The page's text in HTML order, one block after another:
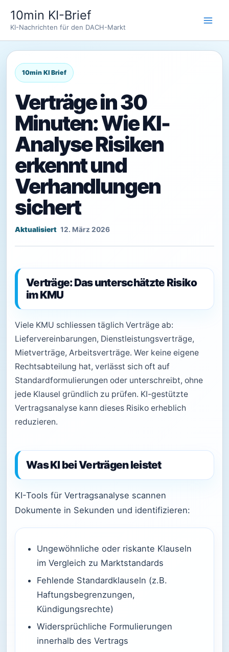
Inhalt
springen
10min KI-Brief
KI-Nachrichten für den DACH-Markt
Verträge in 30
Minuten: Wie KI-
Analyse Risiken
erkennt und
Verhandlungen
sichert
12. März 2026
Verträge: Das unterschätzte Risiko
im KMU
Viele KMU schliessen täglich Verträge ab:
Liefervereinbarungen, Dienstleistungsverträge,
Mietverträge, Arbeitsverträge. Wer keine eigene
Rechtsabteilung hat, verlässt sich oft auf
Standardformulierungen oder unterschreibt, ohne
jede Klausel gründlich zu prüfen. KI-gestützte
Vertragsanalyse kann dieses Risiko erheblich
reduzieren.
Was KI bei Verträgen leistet
KI-Tools für Vertragsanalyse scannen
Dokumente in Sekunden und identifizieren:
Ungewöhnliche oder riskante Klauseln
im Vergleich zu Marktstandards
Fehlende Standardklauseln (z.B.
Haftungsbegrenzungen,
Kündigungsrechte)
Widersprüchliche Formulierungen
innerhalb des Vertrags